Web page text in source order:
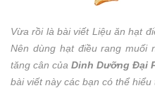
Vừa rồi là bài viết Liệu ăn hạt
Nên dùng hạt điều rang muối
tăng cân của Dinh Dưỡng Đại
bài viết này các bạn có thể hiểu